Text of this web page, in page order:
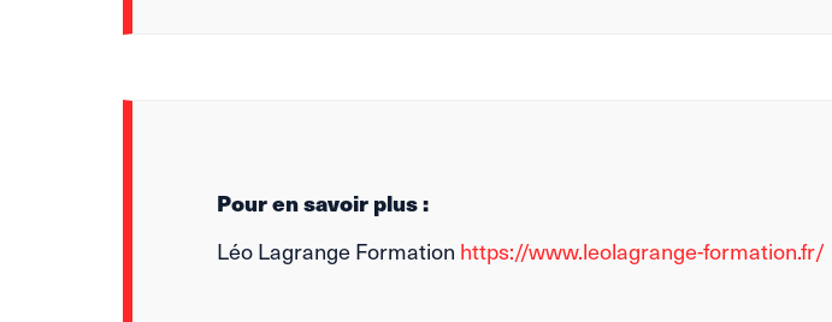
Pour en savoir plus :
Léo Lagrange Formation https://www.leolagrange-formation.fr/